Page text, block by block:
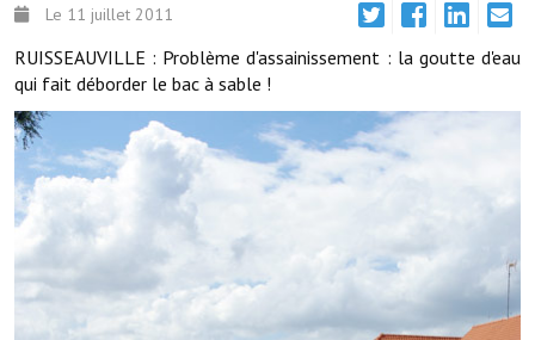
Urbanisme
Nous contacter
Horaires de la mairie
Les foulées fressinoises
ACCÈS RAPIDE
Démarches administratives
Projets et travaux en cours
Le 11 juillet 2011
RUISSEAUVILLE : Problème d'assainissement : la goutte d'eau
qui fait déborder le bac à sable !